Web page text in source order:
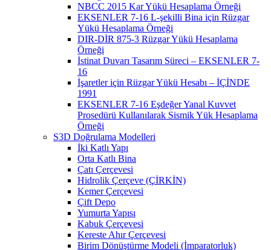
NBCC 2015 Kar Yükü Hesaplama Örneği
EKSENLER 7-16 L-şekilli Bina için Rüzgar
Yükü Hesaplama Örneği
DIR-DİR 875-3 Rüzgar Yükü Hesaplama
Örneği
İstinat Duvarı Tasarım Süreci – EKSENLER 7-
16
İşaretler için Rüzgar Yükü Hesabı – İÇİNDE
1991
EKSENLER 7-16 Eşdeğer Yanal Kuvvet
Prosedürü Kullanılarak Sismik Yük Hesaplama
Örneği
S3D Doğrulama Modelleri
İki Katlı Yapı
Orta Katlı Bina
Çatı Çerçevesi
Hidrolik Çerçeve (ÇİRKİN)
Kemer Çerçevesi
Çift Depo
Yumurta Yapısı
Kabuk Çerçevesi
Kereste Ahır Çerçevesi
Birim Dönüştürme Modeli (İmparatorluk)